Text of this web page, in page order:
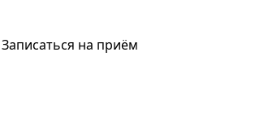
Записаться на приём